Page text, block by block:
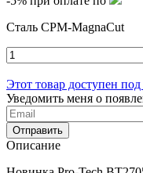
Сталь CPM-MagnaCut
Этот товар доступен под
Уведомить меня о
Отправить
Описание